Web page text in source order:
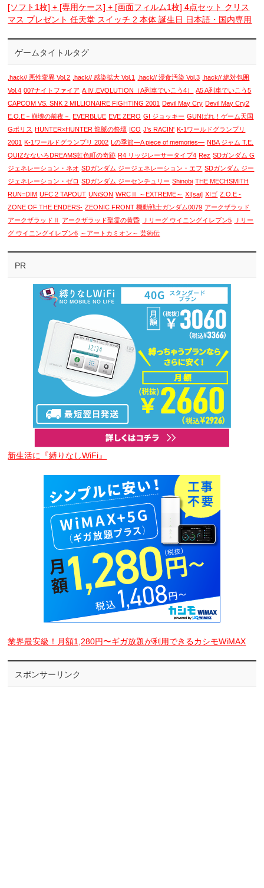
[ソフト1枚] + [専用ケース] + [画面フィルム1枚] 4点セット クリス
マス プレゼント 任天堂 スイッチ 2 本体 誕生日 日本語・国内専用
ゲームタイトルタグ
.hack// 悪性変異 Vol.2 .hack// 感染拡大 Vol.1 .hack// 浸食汚染 Vol.3 .hack// 絶対包囲
Vol.4 007ナイトファイア A.Ⅳ.EVOLUTION（A列車でいこう4）
A5 A列車でいこう5
CAPCOM VS. SNK 2 MILLIONAIRE FIGHTING 2001 Devil May Cry Devil May Cry2
E.O.E－崩壊の前夜－
EVERBLUE EVE ZERO GI ジョッキー GUNばれ！ゲーム天国
Gポリス HUNTER×HUNTER 龍脈の祭壇 ICO J's RACIN' K-1ワールドグランプリ
2001 K-1ワールドグランプリ 2002 Lの季節―A piece of memories― NBA ジャム T.E.
QUIZなないろDREAMS虹色町の奇跡 R4 リッジレーサータイプ4 Rez SDガンダム G
ジェネレーション・ネオ SDガンダム ジージェネレーション・エフ SDガンダム ジー
ジェネレーション・ゼロ SDガンダム ジーセンチュリー Shinobi THE MECHSMITH
RUN=DIM UFC 2 TAPOUT UNiSON WRCⅡ ～EXTREME～ XI[sai] XIゴ Z.O.E -
ZONE OF THE ENDERS- ZEONIC FRONT 機動戦士ガンダム0079 アークザラッド
アークザラッドⅡ
アークザラッド聖霊の黄昏 Ｊリーグ ウイニングイレブン5
Ｊリー
グ ウイニングイレブン6 ～アートカミオン～ 芸術伝
PR
新生活に『縛りなしWiFi』
業界最安級！月額1,280円〜ギガ放題が利用できるカシモWiMAX
スポンサーリンク